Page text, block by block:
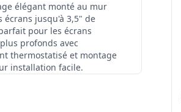
élégant monté au mur
écrans jusqu'à 3,5" de
pour les écrans
profonds avec
thermostatisé et montage
installation facile.